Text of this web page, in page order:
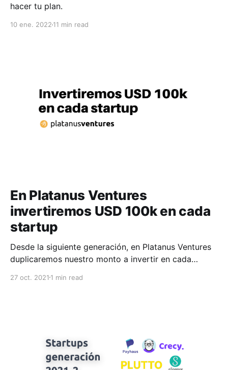
hacer tu plan.
10 ene. 2022 11 min read
En Platanus Ventures
invertiremos USD 100k en cada
startup
Desde la siguiente generación, en Platanus Ventures
duplicaremos nuestro monto a invertir en cada
Hace apenas algunos años el panorama de
27 oct. 2021 1 min read